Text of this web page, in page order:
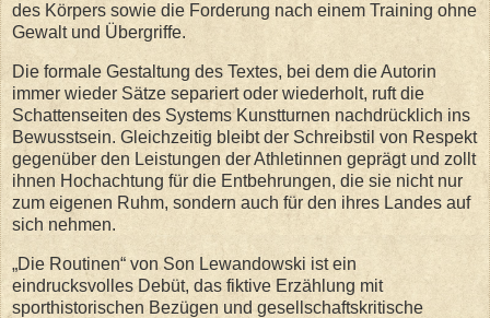
des Körpers sowie die Forderung nach einem Training ohne
Gewalt und Übergriffe.
Die formale Gestaltung des Textes, bei dem die Autorin
immer wieder Sätze separiert oder wiederholt, ruft die
Schattenseiten des Systems Kunstturnen nachdrücklich ins
Bewusstsein. Gleichzeitig bleibt der Schreibstil von Respekt
gegenüber den Leistungen der Athletinnen geprägt und zollt
ihnen Hochachtung für die Entbehrungen, die sie nicht nur
zum eigenen Ruhm, sondern auch für den ihres Landes auf
sich nehmen.
„Die Routinen“ von Son Lewandowski ist ein
eindrucksvolles Debüt, das fiktive Erzählung mit
sporthistorischen Bezügen und gesellschaftskritische